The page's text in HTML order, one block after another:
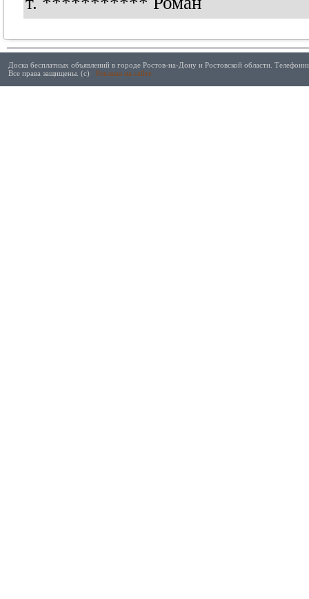
Доска бесплатных объявлений в городе Ростов-на-Дону и Ростовской области.
Все права защищены. (с) Реклама на сайте